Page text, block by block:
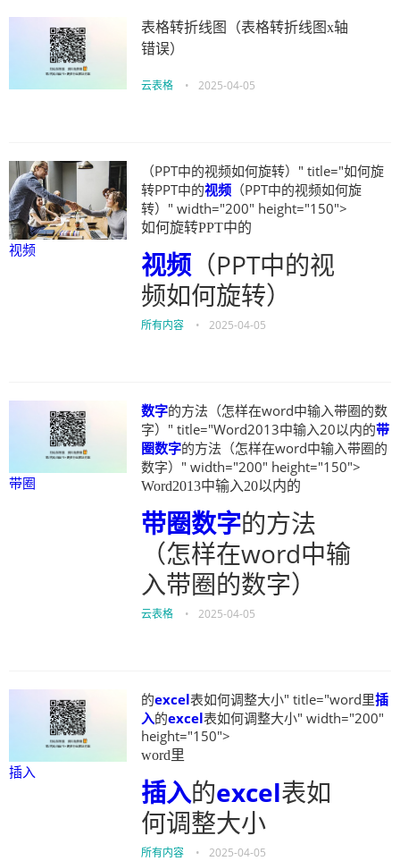
表格转折线图（表格转折线图x轴
错误）
云表格 • 2025-04-05
视频
（PPT中的视频如何旋转）" title="如何旋
转PPT中的视频 （PPT中的视频如何旋
转）" width="200" height="150">
如何旋转PPT中的
视频 （PPT中的视
频如何旋转）
所有内容 • 2025-04-05
带圈
数字的方法（怎样在word中输入带圈的数
字）" title="Word2013中输入20以内的带
圈数字的方法（怎样在word中输入带圈的
数字）" width="200" height="150">
Word2013中输入20以内的
带圈数字的方法
（怎样在word中输
入带圈的数字）
云表格 • 2025-04-05
插入
的excel表如何调整大小" title="word里插
入的excel表如何调整大小" width="200"
height="150">
word里
插入的excel表如
何调整大小
所有内容 • 2025-04-05